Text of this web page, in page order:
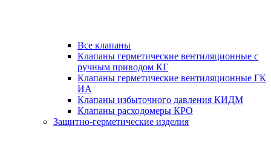
Все клапаны
Клапаны герметические вентиляционные с
ручным приводом КГ
Клапаны герметические вентиляционные ГК
ИА
Клапаны избыточного давления КИДМ
Клапаны расходомеры КРО
Защитно-герметические изделия